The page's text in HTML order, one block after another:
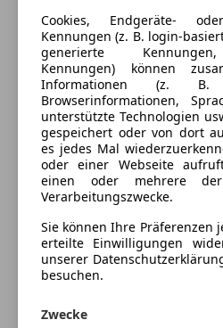
Innenausstattung
Fahrzeugbeschreibung
Weitere Merkmale
011850
Die SL-Baureihe 107
die 1971 als Nachfolger der
(Mercedes-Benz W 113)
begründete mit den
neue Gestaltungslinie bei
Cookies, Endgeräte-
Kennungen (z. B. login-
generierte
Kennungen) können
Informationen (z. B.
Browserinformationen,
unterstützte Technologien
gespeichert oder von dort
es jedes Mal
oder einer Webseite
einen oder mehrere
Verarbeitungszwecke.
Sie können Ihre Präferenzen
erteilte Einwilligungen
unserer
besuchen.
Zwecke